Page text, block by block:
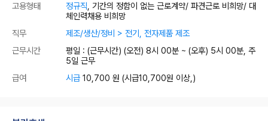
고용형태 정규직 , 기간의 정함이 없는 근로계약/ 파견근로 비희망/ 대
체인력채용 비희망
직무
제조/생산/정비 > 전기, 전자제품 제조
근무시간
평일 : (근무시간) (오전) 8시 00분 ~ (오후) 5시 00분, 주
5일 근무
급여
시급 10,700 원 (시급10,700원 이상,)